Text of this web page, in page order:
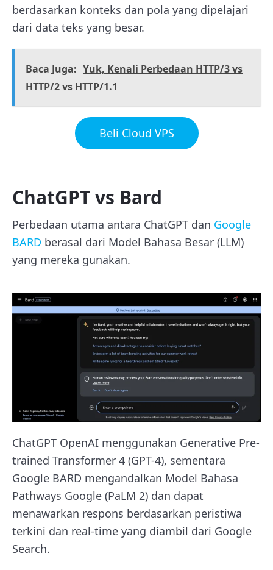
berdasarkan konteks dan pola yang dipelajari
dari data teks yang besar.
Baca Juga: Yuk, Kenali Perbedaan HTTP/3 vs
HTTP/2 vs HTTP/1.1
Beli Cloud VPS
ChatGPT vs Bard
Perbedaan utama antara ChatGPT dan Google
BARD berasal dari Model Bahasa Besar (LLM)
yang mereka gunakan.
ChatGPT OpenAI menggunakan Generative Pre-
trained Transformer 4 (GPT-4), sementara
Google BARD mengandalkan Model Bahasa
Pathways Google (PaLM 2) dan dapat
menawarkan respons berdasarkan peristiwa
terkini dan real-time yang diambil dari Google
Search.